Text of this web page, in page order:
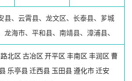
县、云霄县、龙文区、长泰县、芗城
龙海市、平和县、南靖县、漳浦县、
路北区 古冶区 开平区 丰南区 丰润区 曹
乐亭县迁西县 玉田县遵化市迁安